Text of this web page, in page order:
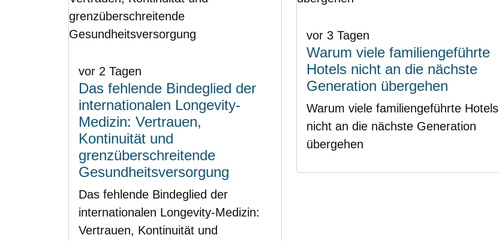
vor 2 Tagen
Das fehlende Bindeglied der
internationalen Longevity-
Medizin: Vertrauen,
Kontinuität und
grenzüberschreitende
Gesundheitsversorgung
Das fehlende Bindeglied der
internationalen Longevity-Medizin:
Vertrauen, Kontinuität und
vor 3 Tagen
Warum viele familiengeführte
Hotels nicht an die nächste
Generation übergehen
Warum viele familiengeführte Hotels
nicht an die nächste Generation
übergehen